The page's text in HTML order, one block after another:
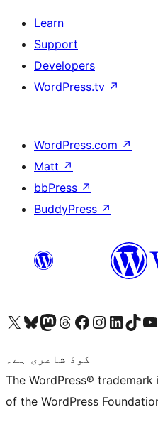
Learn
Support
Developers
WordPress.tv ↗
WordPress.com ↗
Matt ↗
bbPress ↗
BuddyPress ↗
Visit our X (formerly Twitter) account
ہمارے بلیواسکائی اکاؤنٹ پر جائیں
Visit our Mastodon account
ہمارے ٹھریڈز اکاؤنٹ پر جائیں
Visit our Facebook page
Visit our Instagram account
Visit our LinkedIn
اکاؤنٹ پر جائیں
Visit
کوڈ شاعری ہے۔
The WordPress®
of the WordPress